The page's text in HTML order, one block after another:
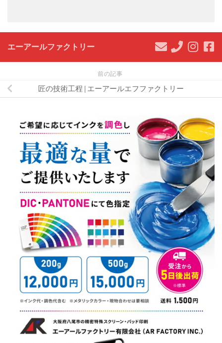
エーアールファクトリー
前の記事
匠の技術工程 | エーアールエフファクトリー